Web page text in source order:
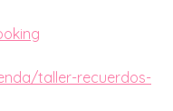
taller-recuerdos-